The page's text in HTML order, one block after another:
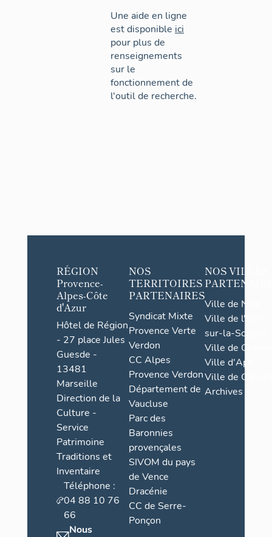
Une aide en ligne
est disponible ici
pour plus de
renseignements
sur le
fonctionnement de
l'outil de recherche.
RÉGION
Provence-
Alpes-Côte
d'Azur
Hôtel de Région
- 27 place Jules
Guesde -
13481
Marseille
Direction de la
Culture -
Service
Patrimoine
Traditions et
Inventaire
Téléphone :
04 88 10 76
66
Nous
NOS
TERRITOIRES
PARTENAIRES
Syndicat Mixte
Provence Verte
Verdon
CC Alpes
Provence Verdon
Département de
Vaucluse
Parc des
Baronnies
provençales
SIVOM du pays
de Vence
Dracénie
CC de Serre-
Ponçon
NOS VILLES
Ville de Nice
Ville de l'Isle-
sur-la-Sorgue
Ville de Grasse
Ville d'Apt
Ville de
Archives